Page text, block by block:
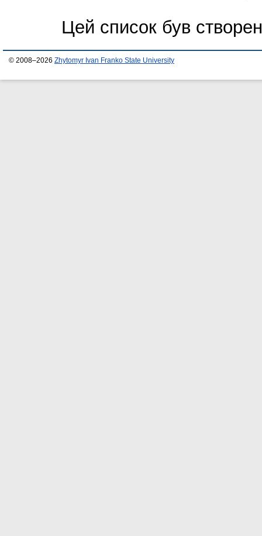
Цей список був
© 2008–2026 Zhytomyr Ivan Franko State University